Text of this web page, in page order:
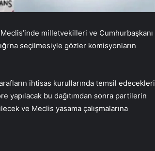
milletvekilleri ve Cumhurbaşkanı
seçilmesiyle gözler komisyonların
ihtisas kurullarında temsil edecekleri
yapılacak bu dağıtımdan sonra partilerin
ve Meclis yasama çalışmalarına